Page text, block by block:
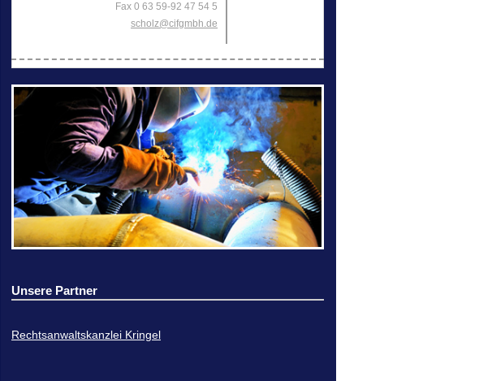
Fax 0 63 59-92 47 54 5
scholz@cifgmbh.de
Unsere Partner
Rechtsanwaltskanzlei Kringel